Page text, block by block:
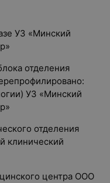
УЗ «Минский
отделения
УЗ «Минский
отделения
клинический
центра ООО